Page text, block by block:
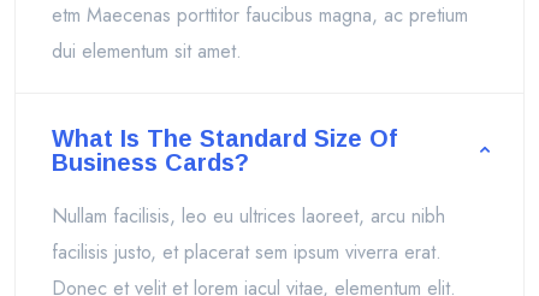
etm Maecenas porttitor faucibus magna, ac pretium
dui elementum sit amet.
What Is The Standard Size Of
Business Cards?
Nullam facilisis, leo eu ultrices laoreet, arcu nibh
facilisis justo, et placerat sem ipsum viverra erat.
Donec et velit et lorem iacul vitae, elementum elit.